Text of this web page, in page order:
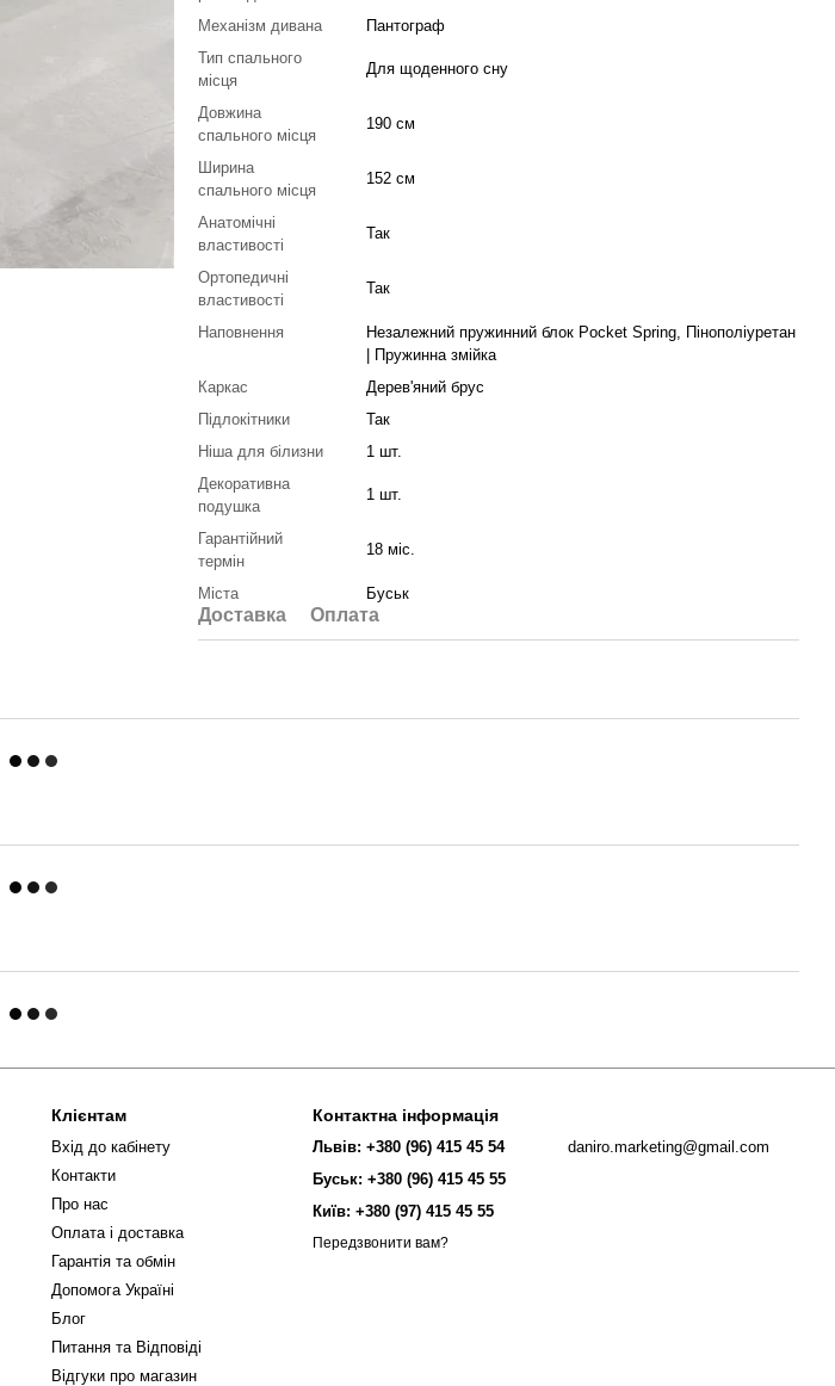
Механізм дивана
Пантограф
Тип спального
місця
Для щоденного сну
Довжина
спального місця
190 см
Ширина
спального місця
152 см
Анатомічні
властивості
Так
Ортопедичні
властивості
Так
Наповнення
Незалежний пружинний блок Pocket Spring, Пінополіуретан
| Пружинна змійка
Каркас
Дерев'яний брус
Підлокітники
Так
Ніша для білизни
1 шт.
Декоративна
подушка
1 шт.
Гарантійний
термін
18 міс.
Міста Буськ
Доставка Оплата
Клієнтам
Вхід до кабінету
Контакти
Про нас
Оплата і доставка
Гарантія та обмін
Допомога Україні
Блог
Питання та Відповіді
Відгуки про магазин
Контактна інформація
Львів: +380 (96) 415 45 54
Буськ: +380 (96) 415 45 55
Київ: +380 (97) 415 45 55
Передзвонити вам?
daniro.marketing@gmail.com